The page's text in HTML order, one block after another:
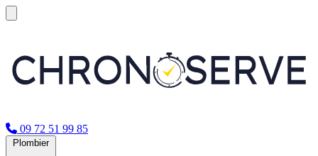
09 72 51 99 85
Plombier